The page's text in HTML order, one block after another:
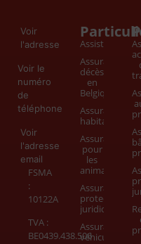
Voir
l'adresse
Voir le
numéro
de
téléphone
Voir
l'adresse
email
FSMA
:
10122A
TVA :
BE0439.438.506
Assistance
Assurance
décès
en
Belgique
Assurance
habitation
Assurance
pour
les
animaux
Assurance
protection
juridique
Assurance
véhicule